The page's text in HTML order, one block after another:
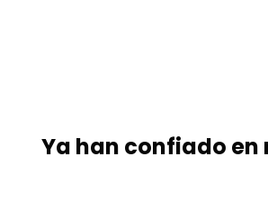
Ya han confiado en